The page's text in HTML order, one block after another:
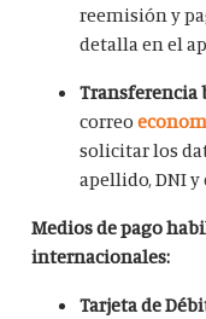
reemisión y
detalla en el
Transferencia
correo
solicitar los
apellido, DNI y
Medios de pago
internacionales:
Tarjeta de